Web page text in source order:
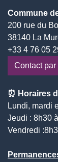
Commune
200 rue du
38140 La
+33 4 76 05
Contact
⏰ Horaires
Lundi, mardi
Jeudi : 8h30
Vendredi